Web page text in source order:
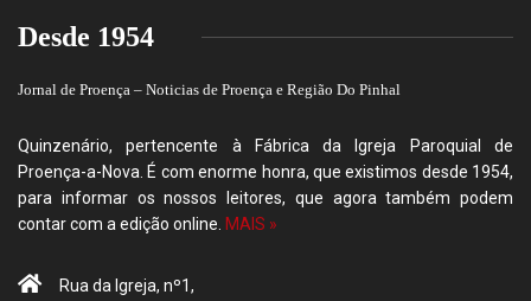
Desde 1954
Jornal de Proença – Noticias de Proença e Região Do Pinhal
Quinzenário, pertencente à Fábrica da Igreja Paroquial de
Proença-a-Nova. É com enorme honra, que existimos desde 1954,
para informar os nossos leitores, que agora também podem
contar com a edição online. MAIS »
Rua da Igreja, nº1,